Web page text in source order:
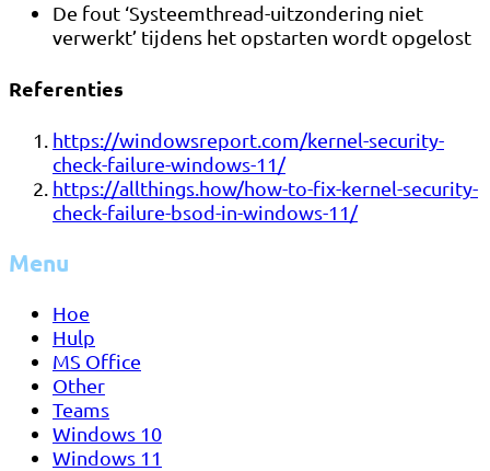
De fout ‘Systeemthread-uitzondering niet
verwerkt’ tijdens het opstarten wordt opgelost
Referenties
https://windowsreport.com/kernel-security-
check-failure-windows-11/
https://allthings.how/how-to-fix-kernel-security-
check-failure-bsod-in-windows-11/
Menu
Hoe
Hulp
MS Office
Other
Teams
Windows 10
Windows 11